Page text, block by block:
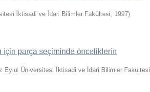
İktisadi ve İdari Bilimler Fakültesi, 1997)
için parça seçiminde önceliklerin
Eylül Üniversitesi İktisadi ve İdari Bilimler Fakültesi